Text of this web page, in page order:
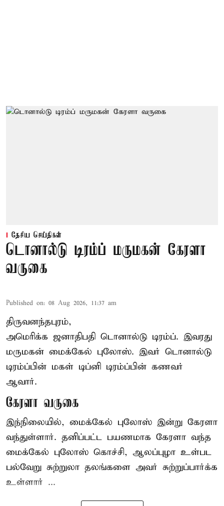
தேசிய செய்திகள்
டொனால்டு டிரம்ப் மருமகன் கேரளா
வருகை
Published on: 08 Aug 2026, 11:37 am
திருவனந்தபுரம்,
அமெரிக்க ஜனாதிபதி டொனால்டு டிரம்ப். இவரது
மருமகன் மைக்கேல் புலோஸ். இவர் டொனால்டு
டிரம்ப்பின் மகள் டிப்னி டிரம்ப்பின் கணவர்
ஆவார்.
கேரளா வருகை
இந்நிலையில், மைக்கேல் புலோஸ் இன்று கேரளா
வந்துள்ளார். தனிப்பட்ட பயணமாக கேரளா வந்த
மைக்கேல் புலோஸ் கொச்சி, ஆலப்புழா உள்பட
பல்வேறு சுற்றுலா தலங்களை அவர் சுற்றுப்பார்க்க
உள்ளார் ...